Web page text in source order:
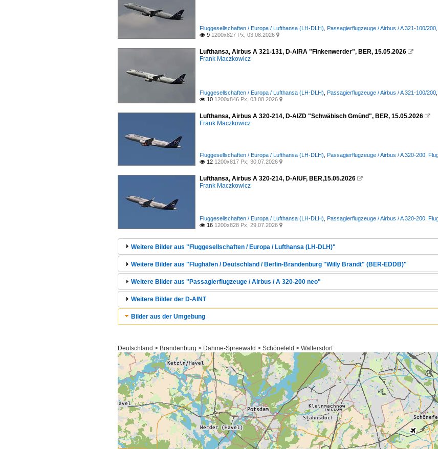
Fluggesellschaften / Europa / Lufthansa (LH-DLH) Passagierflugzeuge / Airbus / A 321-100/200
 9 1200x827 Px, 03.08.2026 
Lufthansa, Airbus A 321-131, D-AIRA "Finkenwerder", BER, 15.05.2026 
Frank Maczkowicz
Fluggesellschaften / Europa / Lufthansa (LH-DLH) Passagierflugzeuge / Airbus / A 321-100/200
 10 1200x846 Px, 03.08.2026 
Lufthansa, Airbus A 320-214, D-AIZD "Schwäbisch Gmünd", BER, 15.05.2026 
Frank Maczkowicz
Fluggesellschaften / Europa / Lufthansa (LH-DLH) Passagierflugzeuge / Airbus / A 320-200
 12 1200x817 Px, 30.07.2026 
Lufthansa, Airbus A 320-214, D-AIUF, BER,15.05.2026 
Frank Maczkowicz
Fluggesellschaften / Europa / Lufthansa (LH-DLH) Passagierflugzeuge / Airbus / A 320-200
 16 1200x828 Px, 29.07.2026 
Weitere Bilder aus "Fluggesellschaften / Europa / Lufthansa (LH-DLH)"
Weitere Bilder aus "Flughäfen / Deutschland / Berlin-Brandenburg "Willy Brandt" (BER-EDDB)"
Weitere Bilder aus "Passagierflugzeuge / Airbus / A 320-200 neo"
Weitere Bilder der D-AINT
Bilder aus der Umgebung
Deutschland > Brandenburg > Dahme-Spreewald > Schönefeld > Waltersdorf